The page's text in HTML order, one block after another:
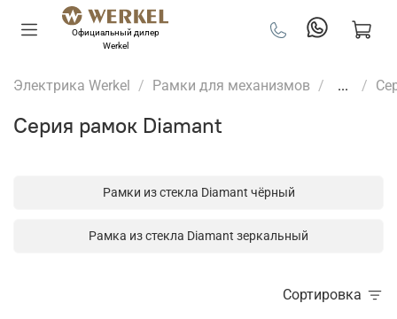
Официальный дилер
Werkel
Электрика Werkel Рамки для механизмов ...
Серия рамок Diamant
Рамки из стекла Diamant чёрный
Рамка из стекла Diamant зеркальный
Сортировка